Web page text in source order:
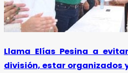
Llama Elías Pesina a
división, estar organizados